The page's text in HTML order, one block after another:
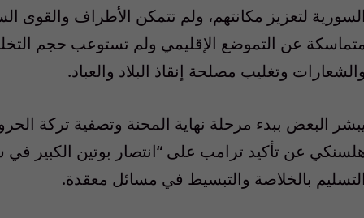
السورية لتعزيز مكانتهم، ولم تتمكن الأطراف والقوى
متماسكة عن التموضع الإقليمي ولم تستوعب حجم التخلي
والشعارات وتغليب مصلحة إنقاذ البلاد والعباد.
يبشر البعض ببدء مرحلة نهاية المحنة وتصفية تركة
عن تأكيد ترامب على “انتصار بوتين الكبير في
التسليم بالخلاصة والتبسيط في مسائل معقدة.